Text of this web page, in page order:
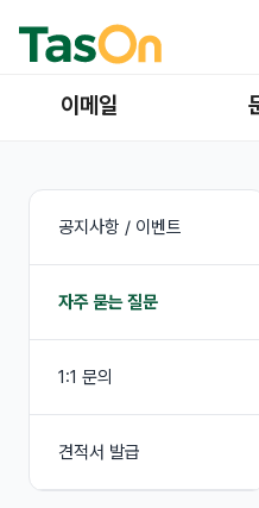
이메일
공지사항 / 이벤트
자주 묻는 질문
1:1 문의
견적서 발급